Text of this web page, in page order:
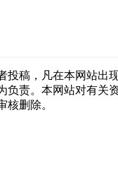
稿，凡在本网站
责。本网站对有
删除。